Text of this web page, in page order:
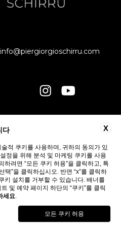
info@piergiorgioschirru.com
COOKIE
ACCESSIBILITY
X
다
적 쿠키를 사용하며, 귀하의 동의가 있
정을 위해 분석 및 마케팅 쿠키를 사용
려면 “모든 쿠키 허용”을 클릭하고, 특
택”을 클릭하십시오. 반면 “x”를 클릭하
키 설치를 거부할 수 있습니다. 배너를
및 예약 페이지 하단의 “쿠키”를 클릭
세요.